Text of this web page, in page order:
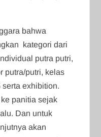
bahwa
kategori dari
putra putri,
putra/putri, kelas
serta exhibition.
panitia sejak
Dan untuk
akan